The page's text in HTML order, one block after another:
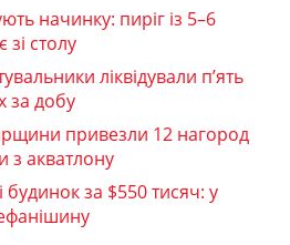
начинку: пиріг із 5–6
столу
ліквідували п’ять
за добу
привезли 12 нагород
з акватлону
за $550 тисяч: у